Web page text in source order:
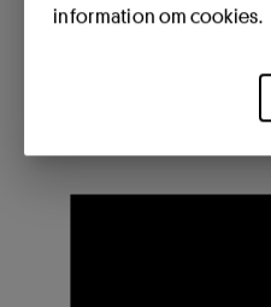
information om cookies.